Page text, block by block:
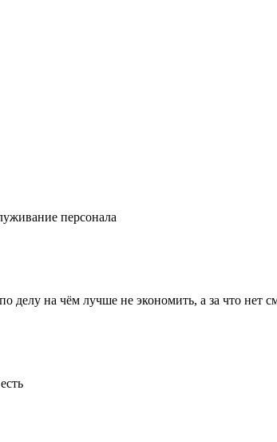
персонала
на чём лучше не экономить, а за что нет